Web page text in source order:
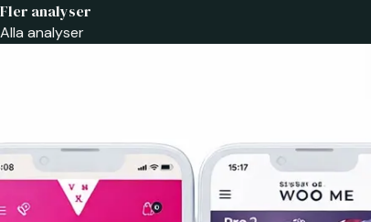
Fler analyser
Alla analyser